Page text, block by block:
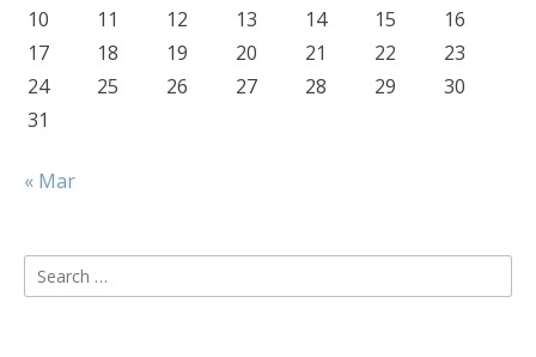
10
11 12 13 14 15
16
17
18 19 20 21 22
23
24
25 26 27 28 29
30
31
« Mar
Search
for: